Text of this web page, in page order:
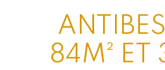
84M² ET